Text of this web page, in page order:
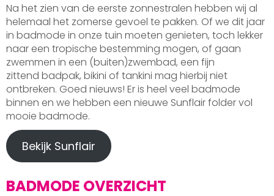
Na het zien van de eerste zonnestralen hebben wij al
helemaal het zomerse gevoel te pakken. Of we dit jaar
in badmode in onze tuin moeten genieten, toch lekker
naar een tropische bestemming mogen, of gaan
zwemmen in een (buiten)zwembad, een fijn
zittend badpak, bikini of tankini mag hierbij niet
ontbreken. Goed nieuws! Er is heel veel badmode
binnen en we hebben een nieuwe Sunflair folder vol
mooie badmode.
Bekijk Sunflair
BADMODE OVERZICHT